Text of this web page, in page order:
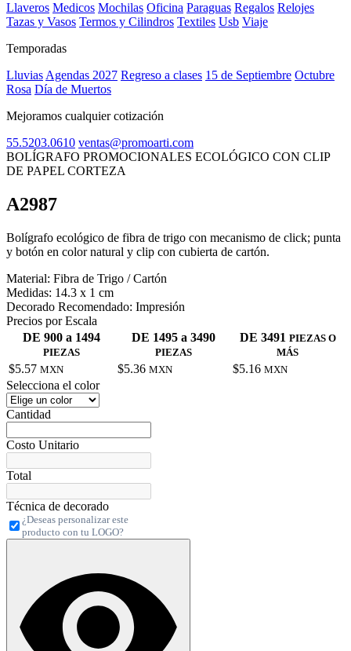
Llaveros Medicos Mochilas Oficina Paraguas Regalos Relojes
Tazas y Vasos Termos y Cilindros Textiles Usb Viaje
Temporadas
Lluvias Agendas 2027 Regreso a clases 15 de Septiembre Octubre
Rosa Día de Muertos
Mejoramos cualquier cotización
55.5203.0610 ventas@promoarti.com
BOLÍGRAFO PROMOCIONALES ECOLÓGICO CON CLIP
DE PAPEL CORTEZA
A2987
Bolígrafo ecológico de fibra de trigo con mecanismo de click; punta
y botón en color natural y clip con cubierta de cartón.
Material: Fibra de Trigo / Cartón
Medidas: 14.3 x 1 cm
Decorado Recomendado: Impresión
Precios por Escala
DE 900 a 1494
PIEZAS
DE 1495 a 3490
PIEZAS
DE 3491 PIEZAS O
MÁS
$5.57 MXN $5.36 MXN $5.16 MXN
Selecciona el color
Cantidad
Costo Unitario
Total
Técnica de decorado
¿Deseas personalizar este
producto con tu LOGO?